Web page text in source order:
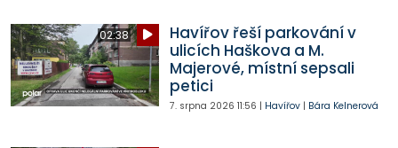
02:38
Havířov řeší parkování v
ulicích Haškova a M.
Majerové, místní sepsali
petici
7. srpna 2026 11:56 | Havířov| Bára Kelnerová